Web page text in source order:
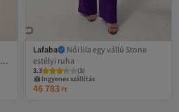
Lafaba
Női lila egy vállú Stone
estélyi ruha
3.3 (3)
Ingyenes szállítás
46 783 Ft